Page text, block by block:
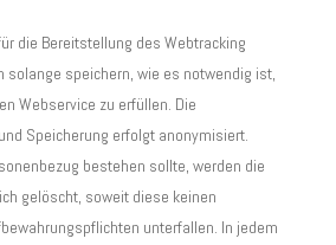
die Bereitstellung des Webtracking
solange speichern, wie es notwendig ist,
Webservice zu erfüllen. Die
Speicherung erfolgt anonymisiert.
bestehen sollte, werden die
gelöscht, soweit diese keinen
unterfallen. In jedem